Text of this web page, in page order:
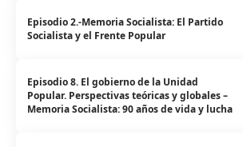
Episodio 2.-Memoria Socialista: El Partido
Socialista y el Frente Popular
Episodio 8. El gobierno de la Unidad
Popular. Perspectivas teóricas y globales –
Memoria Socialista: 90 años de vida y lucha